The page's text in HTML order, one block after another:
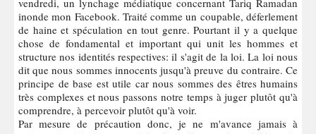
vendredi, un lynchage médiatique concernant Tariq Ramadan
inonde mon Facebook. Traité comme un coupable, déferlement
de haine et spéculation en tout genre. Pourtant il y a quelque
chose de fondamental et important qui unit les hommes et
structure nos identités respectives: il s'agit de la loi. La loi nous
dit que nous sommes innocents jusqu'à preuve du contraire. Ce
principe de base est utile car nous sommes des êtres humains
très complexes et nous passons notre temps à juger plutôt qu'à
comprendre, à percevoir plutôt qu'à voir.
Par mesure de précaution donc, je ne m'avance jamais à